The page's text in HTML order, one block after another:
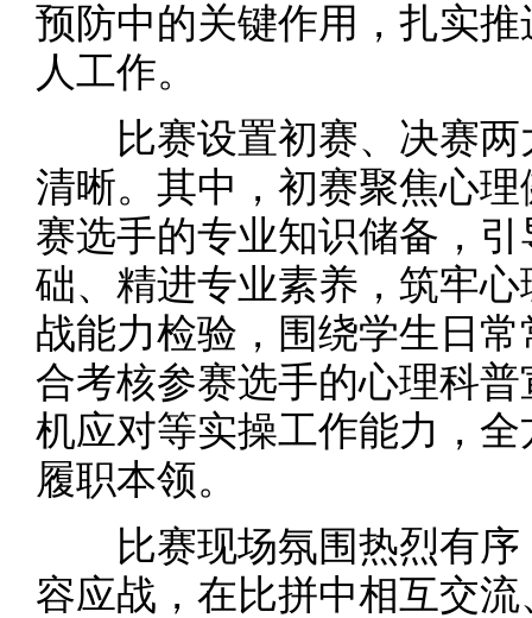
预防中的关键作用，扎实
人工作。
比赛设置初赛、决赛两
清晰。其中，初赛聚焦心
赛选手的专业知识储备，
础、精进专业素养，筑牢
战能力检验，围绕学生日
合考核参赛选手的心理科
机应对等实操工作能力，
履职本领。
比赛现场氛围热烈有序
容应战，在比拼中相互交